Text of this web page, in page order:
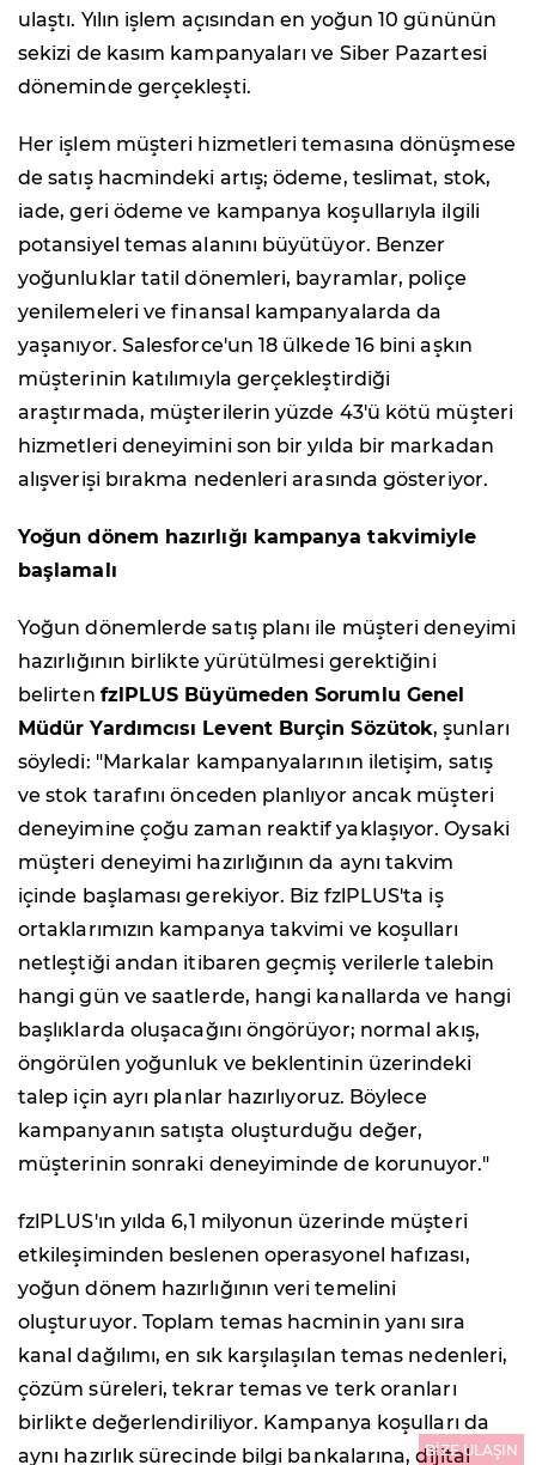
ulaştı. Yılın işlem açısından en yoğun 10 gününün
sekizi de kasım kampanyaları ve Siber Pazartesi
döneminde gerçekleşti.
Her işlem müşteri hizmetleri temasına dönüşmese
de satış hacmindeki artış; ödeme, teslimat, stok,
iade, geri ödeme ve kampanya koşullarıyla ilgili
potansiyel temas alanını büyütüyor. Benzer
yoğunluklar tatil dönemleri, bayramlar, poliçe
yenilemeleri ve finansal kampanyalarda da
yaşanıyor. Salesforce'un 18 ülkede 16 bini aşkın
müşterinin katılımıyla gerçekleştirdiği
araştırmada, müşterilerin yüzde 43'ü kötü müşteri
hizmetleri deneyimini son bir yılda bir markadan
alışverişi bırakma nedenleri arasında gösteriyor.
Yoğun dönem hazırlığı kampanya takvimiyle
başlamalı
Yoğun dönemlerde satış planı ile müşteri deneyimi
hazırlığının birlikte yürütülmesi gerektiğini
belirten fzlPLUS Büyümeden Sorumlu Genel
Müdür Yardımcısı Levent Burçin Sözütok, şunları
söyledi: "Markalar kampanyalarının iletişim, satış
ve stok tarafını önceden planlıyor ancak müşteri
deneyimine çoğu zaman reaktif yaklaşıyor. Oysaki
müşteri deneyimi hazırlığının da aynı takvim
içinde başlaması gerekiyor. Biz fzlPLUS'ta iş
ortaklarımızın kampanya takvimi ve koşulları
netleştiği andan itibaren geçmiş verilerle talebin
hangi gün ve saatlerde, hangi kanallarda ve hangi
başlıklarda oluşacağını öngörüyor; normal akış,
öngörülen yoğunluk ve beklentinin üzerindeki
talep için ayrı planlar hazırlıyoruz. Böylece
kampanyanın satışta oluşturduğu değer,
müşterinin sonraki deneyiminde de korunuyor."
fzlPLUS'ın yılda 6,1 milyonun üzerinde müşteri
etkileşiminden beslenen operasyonel hafızası,
yoğun dönem hazırlığının veri temelini
oluşturuyor. Toplam temas hacminin yanı sıra
kanal dağılımı, en sık karşılaşılan temas nedenleri,
çözüm süreleri, tekrar temas ve terk oranları
birlikte değerlendiriliyor. Kampanya koşulları da
aynı hazırlık sürecinde bilgi bankalarına, dijitalBİZE ULAŞIN